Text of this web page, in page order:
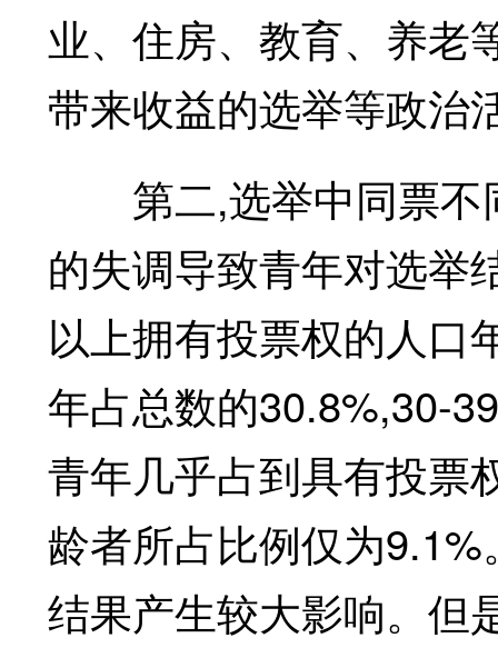
业、住房、教育、养老
带来收益的选举等政治
第二,选举中同票不
的失调导致青年对选举
以上拥有投票权的人口
年占总数的30.8%,30-
青年几乎占到具有投票
龄者所占比例仅为
结果产生较大影响。但